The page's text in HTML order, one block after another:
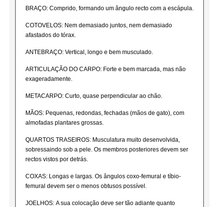
BRAÇO: Comprido, formando um ângulo recto com a escápula.
COTOVELOS: Nem demasiado juntos, nem demasiado
afastados do tórax.
ANTEBRAÇO: Vertical, longo e bem musculado.
ARTICULAÇÃO DO CARPO: Forte e bem marcada, mas não
exageradamente.
METACARPO: Curto, quase perpendicular ao chão.
MÃOS: Pequenas, redondas, fechadas (mãos de gato), com
almofadas plantares grossas.
QUARTOS TRASEIROS: Musculatura muito desenvolvida,
sobressaindo sob a pele. Os membros posteriores devem ser
rectos vistos por detrás.
COXAS: Longas e largas. Os ângulos coxo-femural e tíbio-
femural devem ser o menos obtusos possível.
JOELHOS: A sua colocação deve ser tão adiante quanto